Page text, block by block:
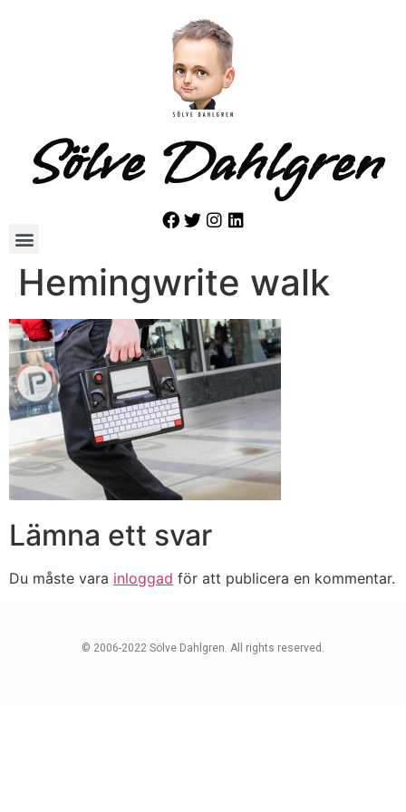
Sölve Dahlgren
Hemingwrite walk
Lämna ett svar
Du måste vara inloggad för att publicera en kommentar.
© 2006-2022 Sölve Dahlgren. All rights reserved.